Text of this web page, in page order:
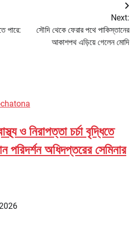
পারে:
Next:
সৌদি থেকে ফেরার পথে পাকিস্তানের
আকাশপথ এড়িয়ে গেলেন মোদি
ও নিরাপত্তা চর্চা বৃদ্ধিতে
পরিদর্শন অধিদপ্তরের সেমিনার